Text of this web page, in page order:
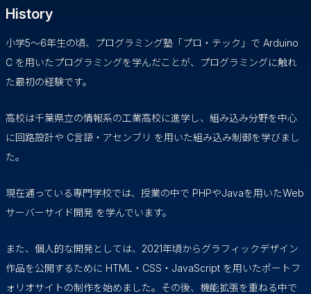
History
小学5〜6年生の頃、プログラミング塾「プロ・テック」で Arduino
C を用いたプログラミングを学んだことが、プログラミングに触れ
た最初の経験です。
高校は千葉県立の情報系の工業高校に進学し、組み込み分野を中心
に回路設計や C言語・アセンブリ を用いた組み込み制御を学びまし
た。
現在通っている専門学校では、授業の中で PHPやJavaを用いたWeb
サーバーサイド開発 を学んでいます。
また、個人的な開発としては、2021年頃からグラフィックデザイン
作品を公開するために HTML・CSS・JavaScript を用いたポートフ
ォリオサイトの制作を始めました。その後、機能拡張を重ねる中で